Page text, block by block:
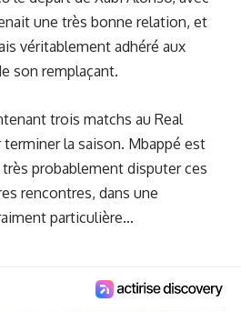
une très bonne relation, et
véritablement adhéré aux
son remplaçant.
trois matchs au Real
terminer la saison. Mbappé est
probablement disputer ces
rencontres, dans une
particulière…